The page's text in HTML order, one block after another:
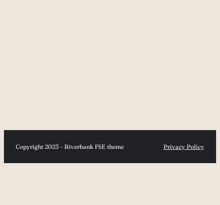
Copyright 2023 – Riverbank FSE theme Privacy Policy